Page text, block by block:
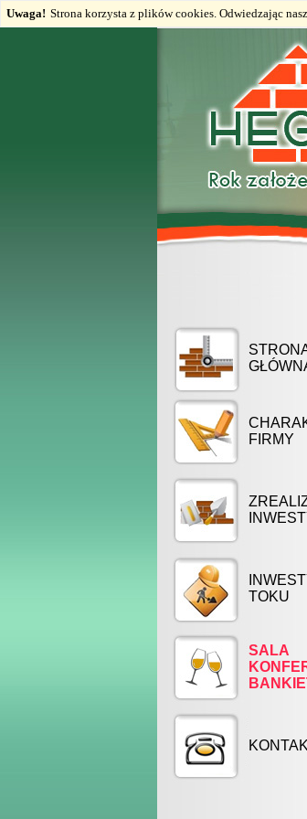
Uwaga! Strona korzysta z plików cookies. Odwiedzając
FIRMY
TOKU
SALA